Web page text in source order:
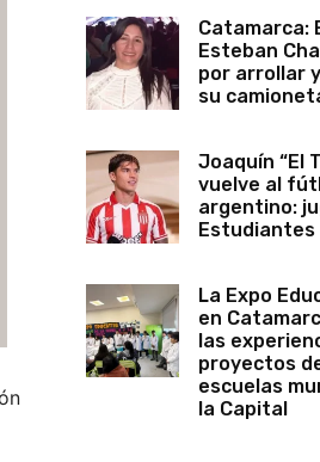
Catamarca:
Esteban
por arrollar
su
Joaquín “El
vuelve al
argentino:
Estudiantes
La Expo
en
las
proyectos
escuelas
la Capital